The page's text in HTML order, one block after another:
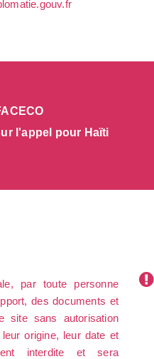
l'appel pour Haïti
par toute personne
des documents et
site sans autorisation
origine, leur date et
interdite et sera